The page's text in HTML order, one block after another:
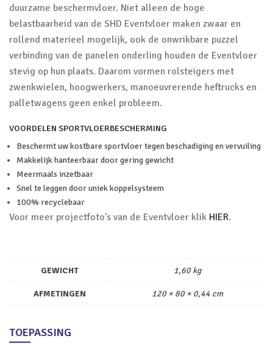
duurzame beschermvloer. Niet alleen de hoge
belastbaarheid van de SHD Eventvloer maken zwaar en
rollend materieel mogelijk, ook de onwrikbare puzzel
verbinding van de panelen onderling houden de Eventvloer
stevig op hun plaats. Daarom vormen rolsteigers met
zwenkwielen, hoogwerkers, manoeuvrerende heftrucks en
palletwagens geen enkel probleem.
VOORDELEN SPORTVLOERBESCHERMING
Beschermt uw kostbare sportvloer tegen beschadiging en vervuiling
Makkelijk hanteerbaar door gering gewicht
Meermaals inzetbaar
Snel te leggen door uniek koppelsysteem
100% recyclebaar
Voor meer projectfoto’s van de Eventvloer klik HIER.
GEWICHT 1,60 kg
AFMETINGEN 120 × 80 × 0,44 cm
TOEPASSING